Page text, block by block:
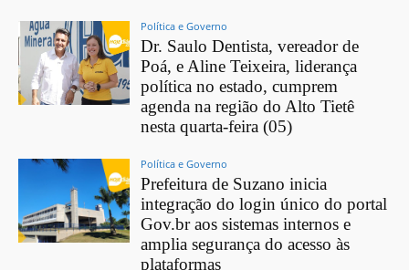
Política e Governo
Dr. Saulo Dentista, vereador de
Poá, e Aline Teixeira, liderança
política no estado, cumprem
agenda na região do Alto Tietê
nesta quarta-feira (05)
Política e Governo
Prefeitura de Suzano inicia
integração do login único do portal
Gov.br aos sistemas internos e
amplia segurança do acesso às
plataformas